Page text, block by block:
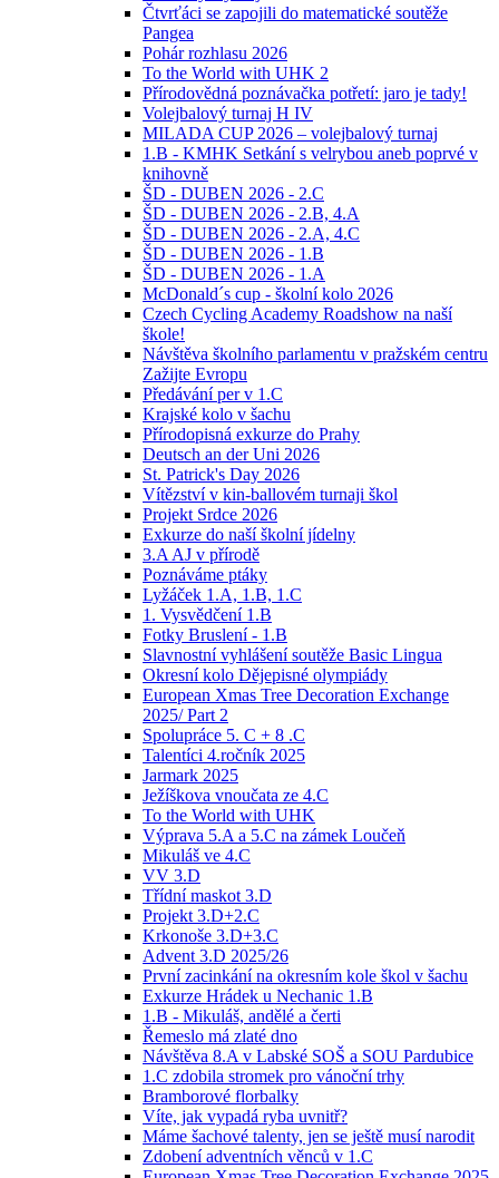
Čtvrťáci se zapojili do matematické soutěže
Pangea
Pohár rozhlasu 2026
To the World with UHK 2
Přírodovědná poznávačka potřetí: jaro je tady!
Volejbalový turnaj H IV
MILADA CUP 2026 – volejbalový turnaj
1.B - KMHK Setkání s velrybou aneb poprvé v
knihovně
ŠD - DUBEN 2026 - 2.C
ŠD - DUBEN 2026 - 2.B, 4.A
ŠD - DUBEN 2026 - 2.A, 4.C
ŠD - DUBEN 2026 - 1.B
ŠD - DUBEN 2026 - 1.A
McDonald´s cup - školní kolo 2026
Czech Cycling Academy Roadshow na naší
škole!
Návštěva školního parlamentu v pražském centru
Zažijte Evropu
Předávání per v 1.C
Krajské kolo v šachu
Přírodopisná exkurze do Prahy
Deutsch an der Uni 2026
St. Patrick's Day 2026
Vítězství v kin-ballovém turnaji škol
Projekt Srdce 2026
Exkurze do naší školní jídelny
3.A AJ v přírodě
Poznáváme ptáky
Lyžáček 1.A, 1.B, 1.C
1. Vysvědčení 1.B
Fotky Bruslení - 1.B
Slavnostní vyhlášení soutěže Basic Lingua
Okresní kolo Dějepisné olympiády
European Xmas Tree Decoration Exchange
2025/ Part 2
Spolupráce 5. C + 8 .C
Talentíci 4.ročník 2025
Jarmark 2025
Ježíškova vnoučata ze 4.C
To the World with UHK
Výprava 5.A a 5.C na zámek Loučeň
Mikuláš ve 4.C
VV 3.D
Třídní maskot 3.D
Projekt 3.D+2.C
Krkonoše 3.D+3.C
Advent 3.D 2025/26
První zacinkání na okresním kole škol v šachu
Exkurze Hrádek u Nechanic 1.B
1.B - Mikuláš, andělé a čerti
Řemeslo má zlaté dno
Návštěva 8.A v Labské SOŠ a SOU Pardubice
1.C zdobila stromek pro vánoční trhy
Bramborové florbalky
Víte, jak vypadá ryba uvnitř?
Máme šachové talenty, jen se ještě musí narodit
Zdobení adventních věnců v 1.C